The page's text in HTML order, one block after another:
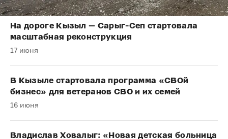
На дороге Кызыл — Сарыг-Сеп стартовала
масштабная реконструкция
17 июня
В Кызыле стартовала программа «СВОй
бизнес» для ветеранов СВО и их семей
16 июня
Владислав Ховалыг: «Новая детская больница